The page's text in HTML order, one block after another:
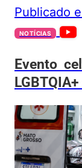
Publicado
NOTÍCIAS
Evento